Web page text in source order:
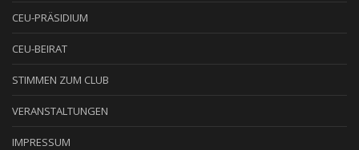
CEU-PRÄSIDIUM
CEU-BEIRAT
STIMMEN ZUM CLUB
VERANSTALTUNGEN
IMPRESSUM